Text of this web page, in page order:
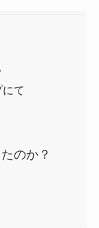
て
のか？